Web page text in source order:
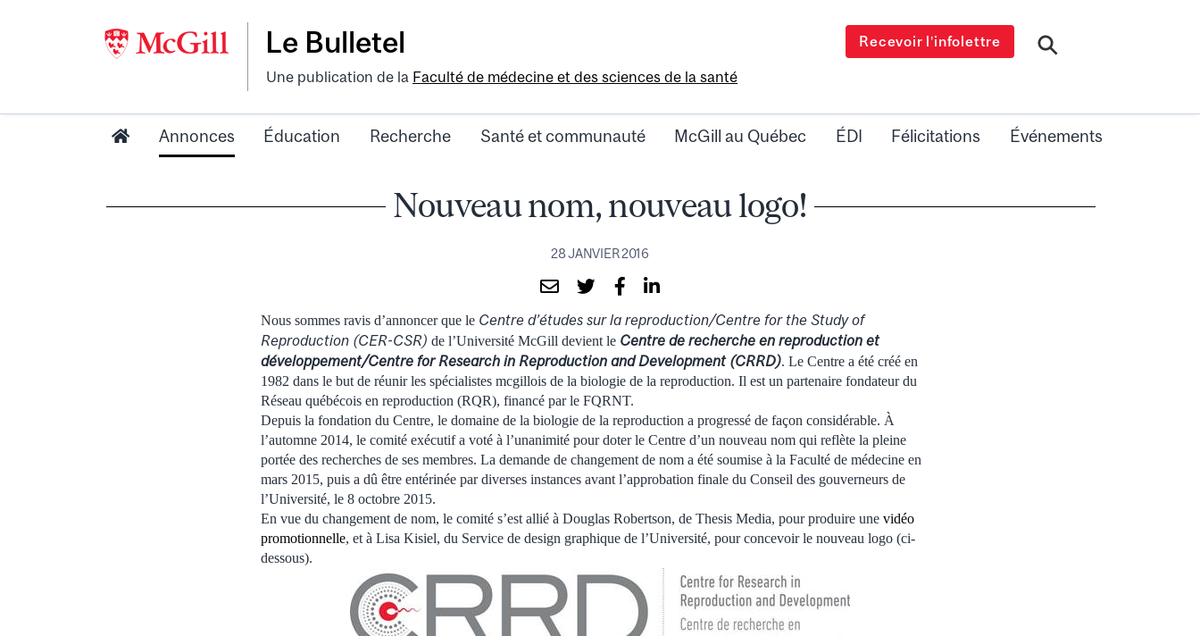
Le Bulletel
Une publication de la Faculté de médecine et des sciences de la santé
Recevoir l’infolettre
Annonces Éducation Recherche Santé et communauté McGill au Québec ÉDI Félicitations Événements
Nouveau nom, nouveau logo!
28 JANVIER 2016
Nous sommes ravis d’annoncer que le Centre d’études sur la reproduction/Centre for the Study of
Reproduction (CER-CSR) de l’Université McGill devient le Centre de recherche en reproduction et
développement/Centre for Research in Reproduction and Development (CRRD). Le Centre a été créé en
1982 dans le but de réunir les spécialistes mcgillois de la biologie de la reproduction. Il est un partenaire fondateur du
Réseau québécois en reproduction (RQR), financé par le FQRNT.
Depuis la fondation du Centre, le domaine de la biologie de la reproduction a progressé de façon considérable. À
l’automne 2014, le comité exécutif a voté à l’unanimité pour doter le Centre d’un nouveau nom qui reflète la pleine
portée des recherches de ses membres. La demande de changement de nom a été soumise à la Faculté de médecine en
mars 2015, puis a dû être entérinée par diverses instances avant l’approbation finale du Conseil des gouverneurs de
l’Université, le 8 octobre 2015.
En vue du changement de nom, le comité s’est allié à Douglas Robertson, de Thesis Media, pour produire une vidéo
promotionnelle, et à Lisa Kisiel, du Service de design graphique de l’Université, pour concevoir le nouveau logo (ci-
dessous).